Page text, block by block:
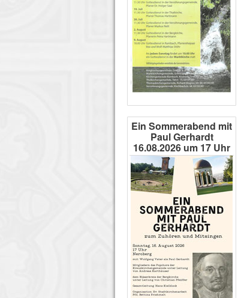
Ein Sommerabend mit
Paul Gerhardt
16.08.2026 um 17 Uhr